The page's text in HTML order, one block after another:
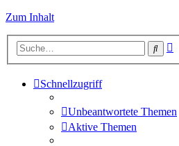
Zum Inhalt
Suche
Schnellzugriff
Unbeantwortete Themen
Aktive Themen